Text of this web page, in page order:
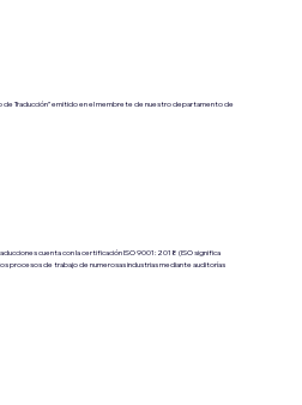
de Traducción” emitido en el membrete de nuestro departamento de
cuenta con la certificación ISO 9001:2018 (ISO significa
procesos de trabajo de numerosas industrias mediante auditorías